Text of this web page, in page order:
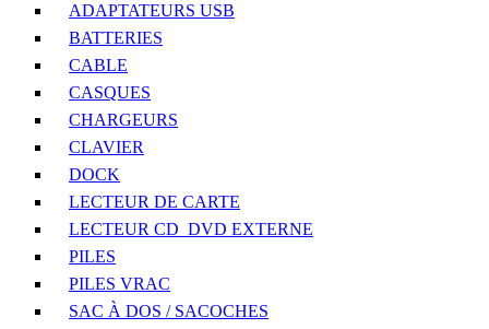
ADAPTATEURS USB
BATTERIES
CABLE
CASQUES
CHARGEURS
CLAVIER
DOCK
LECTEUR DE CARTE
LECTEUR CD_DVD EXTERNE
PILES
PILES VRAC
SAC À DOS / SACOCHES